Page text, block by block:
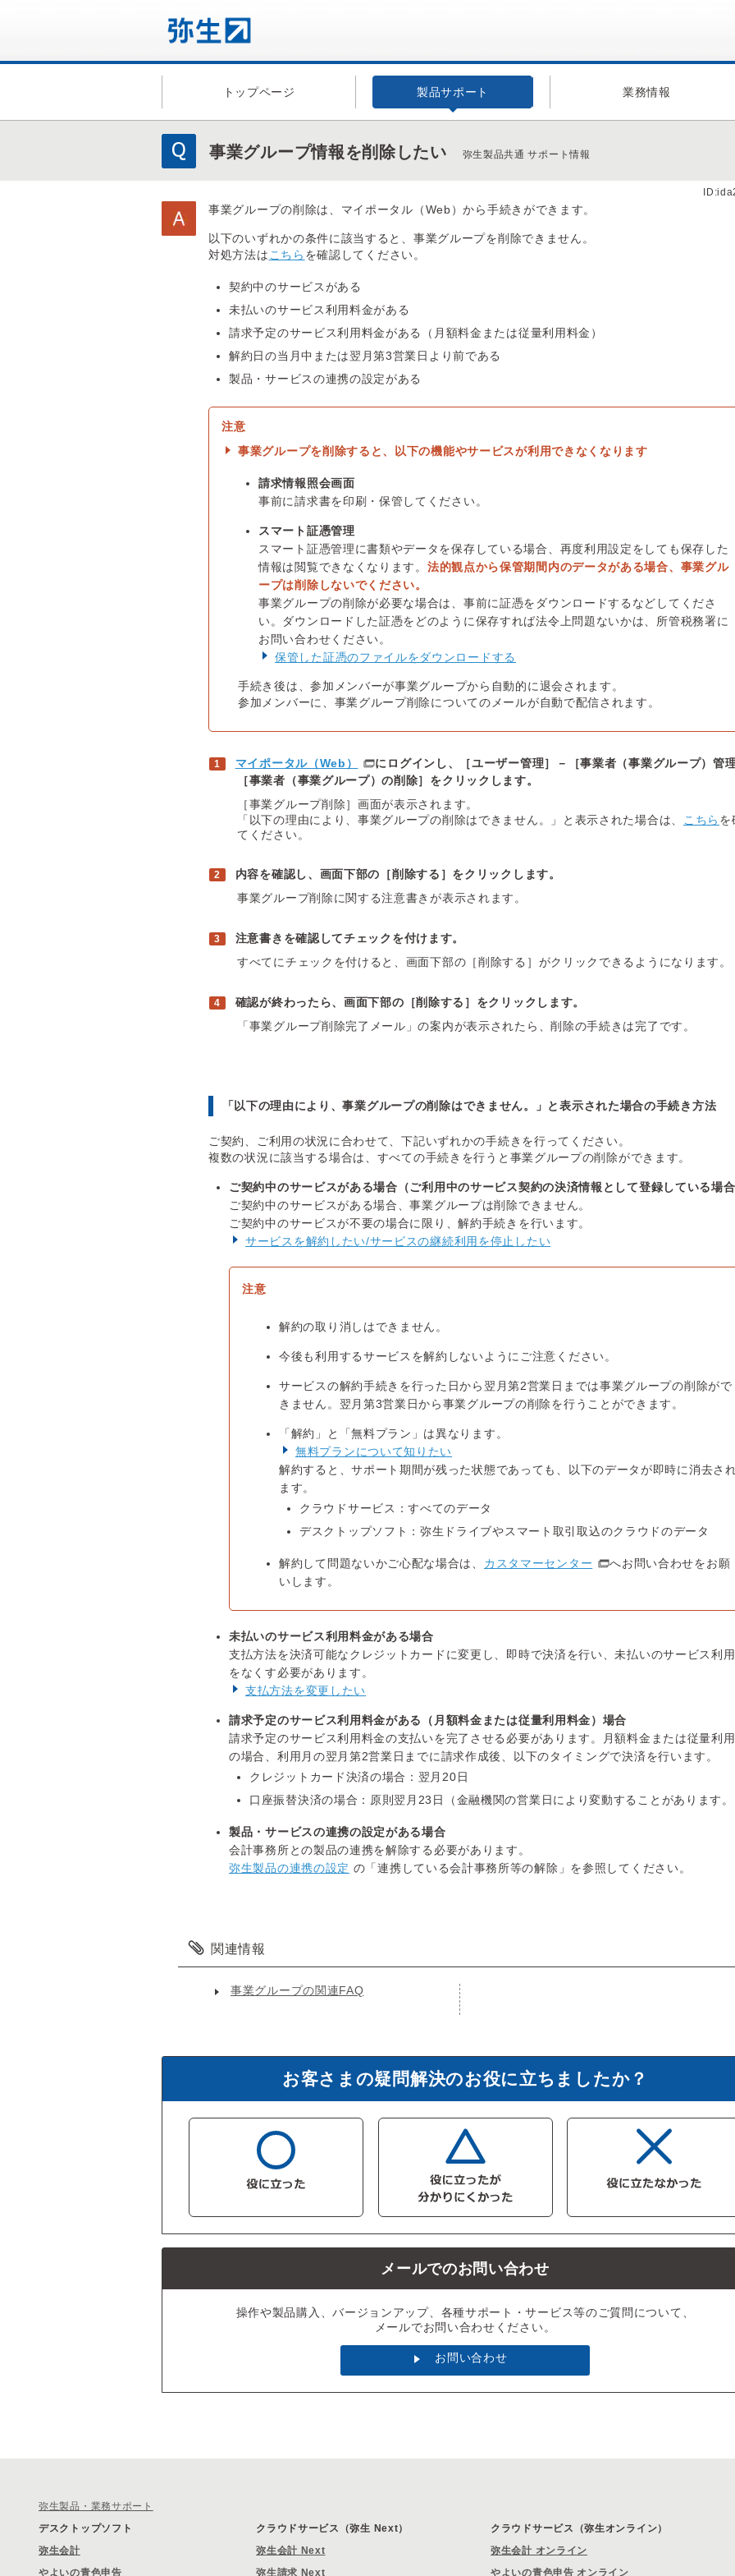
トップページ 製品サポート 業務情報
事業グループ情報を削除したい 弥生製品共通 サポート情報
事業グループの削除は、マイポータル（Web）から手続きができます。
以下のいずれかの条件に該当すると、事業グループを削除できません。
対処方法は こちら を確認してください。
契約中のサービスがある
未払いのサービス利用料金がある
請求予定のサービス利用料金がある（月額料金または従量利用料金）
解約日の当月中または翌月第3営業日より前である
製品・サービスの連携の設定がある
事業グループを削除すると、以下の機能やサービスが利用できなくなります
請求情報照会画面
事前に請求書を印刷・保管してください。
スマート証憑管理
スマート証憑管理に書類やデータを保存している場合、再度利用設定をしても保存した
情報は閲覧できなくなります。 法的観点から保管期間内のデータがある場合、事業グル
ープは削除しないでください。
事業グループの削除が必要な場合は、事前に証憑をダウンロードするなどしてくださ
い。ダウンロードした証憑をどのように保存すれば法令上問題ないかは、所管税務署に
お問い合わせください。
保管した証憑のファイルをダウンロードする
手続き後は、参加メンバーが事業グループから自動的に退会されます。
参加メンバーに、事業グループ削除についてのメールが自動で配信されます。
マイポータル（Web）
にログインし、［ユーザー管理］－［事業者（事業グループ）管
［事業者（事業グループ）の削除］をクリックします。
［事業グループ削除］画面が表示されます。
「以下の理由により、事業グループの削除はできません。」と表示された場合は、
こちら を
てください。
内容を確認し、画面下部の［削除する］をクリックします。
事業グループ削除に関する注意書きが表示されます。
注意書きを確認してチェックを付けます。
すべてにチェックを付けると、画面下部の［削除する］がクリックできるようになります。
確認が終わったら、画面下部の［削除する］をクリックします。
「事業グループ削除完了メール」の案内が表示されたら、削除の手続きは完了です。
「以下の理由により、事業グループの削除はできません。」と表示された場合の手続き方法
ご契約、ご利用の状況に合わせて、下記いずれかの手続きを行ってください。
複数の状況に該当する場合は、すべての手続きを行うと事業グループの削除ができます。
ご契約中のサービスがある場合（ご利用中のサービス契約の決済情報として登録している場
ご契約中のサービスがある場合、事業グループは削除できません。
ご契約中のサービスが不要の場合に限り、解約手続きを行います。
サービスを解約したい/サービスの継続利用を停止したい
解約の取り消しはできません。
今後も利用するサービスを解約しないようにご注意ください。
サービスの解約手続きを行った日から翌月第2営業日までは事業グループの削除がで
きません。翌月第3営業日から事業グループの削除を行うことができます。
「解約」と「無料プラン」は異なります。
無料プランについて知りたい
解約すると、サポート期間が残った状態であっても、以下のデータが即時に消去さ
ます。
クラウドサービス：すべてのデータ
デスクトップソフト：弥生ドライブやスマート取引取込のクラウドのデータ
解約して問題ないかご心配な場合は、 カスタマーセンター
へお問い合わせをお願
いします。
未払いのサービス利用料金がある場合
支払方法を決済可能なクレジットカードに変更し、即時で決済を行い、未払いのサービス利
をなくす必要があります。
支払方法を変更したい
請求予定のサービス利用料金がある（月額料金または従量利用料金）場合
請求予定のサービス利用料金の支払いを完了させる必要があります。月額料金または従量利
の場合、利用月の翌月第2営業日までに請求作成後、以下のタイミングで決済を行います。
クレジットカード決済の場合：翌月20日
口座振替決済の場合：原則翌月23日（金融機関の営業日により変動することがあります
製品・サービスの連携の設定がある場合
会計事務所との製品の連携を解除する必要があります。
弥生製品の連携の設定 の「連携している会計事務所等の解除」を参照してください。
関連情報
事業グループの関連FAQ
お客さまの疑問解決のお役に立ちましたか？
メールでのお問い合わせ
操作や製品購入、バージョンアップ、各種サポート・サービス等のご質問について、
メールでお問い合わせください。
お問い合わせ
弥生製品・業務サポート
デスクトップソフト
弥生会計
やよいの青色申告
クラウドサービス（弥生 Next）
弥生会計 Next
弥生請求 Next
クラウドサービス（弥生オンライン）
弥生会計 オンライン
やよいの青色申告 オンライン